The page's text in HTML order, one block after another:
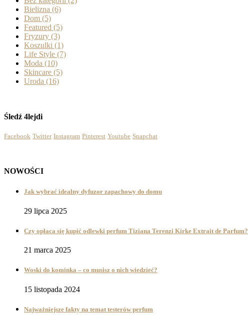
Bielizna (6)
Dom (5)
Featured (5)
Fryzury (3)
Koszulki (1)
Life Style (7)
Moda (10)
Skincare (5)
Uroda (16)
Śledź 4lejdi
Facebook Twitter Instagram Pinterest Youtube Snapchat
NOWOŚCI
Jak wybrać idealny dyfuzor zapachowy do domu
29 lipca 2025
Czy opłaca się kupić odlewki perfum Tiziana Terenzi Kirke Extrait de Parfum?
21 marca 2025
Woski do kominka – co musisz o nich wiedzieć?
15 listopada 2024
Najważniejsze fakty na temat testerów perfum